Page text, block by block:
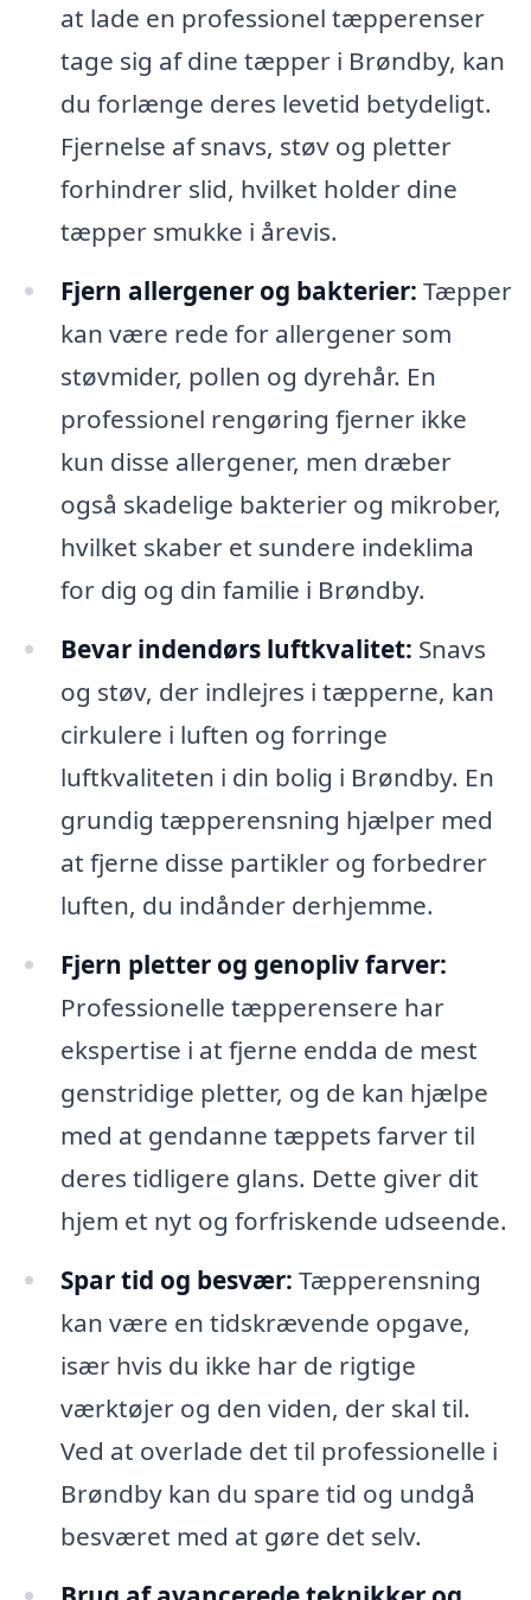
at lade en professionel tæpperenser
tage sig af dine tæpper i Brøndby, kan
du forlænge deres levetid betydeligt.
Fjernelse af snavs, støv og pletter
forhindrer slid, hvilket holder dine
tæpper smukke i årevis.
Fjern allergener og bakterier: Tæpper
kan være rede for allergener som
støvmider, pollen og dyrehår. En
professionel rengøring fjerner ikke
kun disse allergener, men dræber
også skadelige bakterier og mikrober,
hvilket skaber et sundere indeklima
for dig og din familie i Brøndby.
Bevar indendørs luftkvalitet: Snavs
og støv, der indlejres i tæpperne, kan
cirkulere i luften og forringe
luftkvaliteten i din bolig i Brøndby. En
grundig tæpperensning hjælper med
at fjerne disse partikler og forbedrer
luften, du indånder derhjemme.
Fjern pletter og genopliv farver:
Professionelle tæpperensere har
ekspertise i at fjerne endda de mest
genstridige pletter, og de kan hjælpe
med at gendanne tæppets farver til
deres tidligere glans. Dette giver dit
hjem et nyt og forfriskende udseende.
Spar tid og besvær: Tæpperensning
kan være en tidskrævende opgave,
især hvis du ikke har de rigtige
værktøjer og den viden, der skal til.
Ved at overlade det til professionelle i
Brøndby kan du spare tid og undgå
besværet med at gøre det selv.